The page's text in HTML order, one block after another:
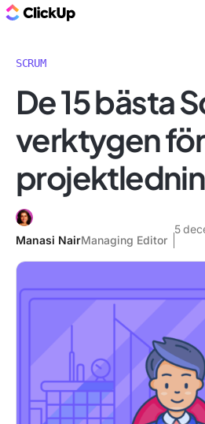
SCRUM
De 15 bästa
verktygen för
Manasi NairManaging Editor
5